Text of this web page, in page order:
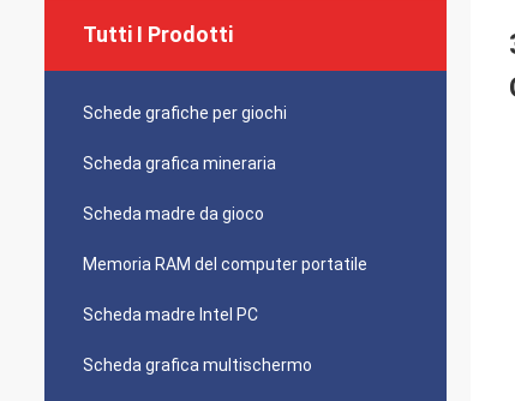
Tutti I Prodotti
Schede grafiche per giochi
Scheda grafica mineraria
Scheda madre da gioco
Memoria RAM del computer portatile
Scheda madre Intel PC
Scheda grafica multischermo